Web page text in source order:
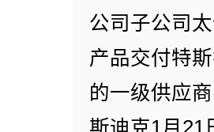
公司子公司
产品交付特
的一级供应
斯迪克1月21